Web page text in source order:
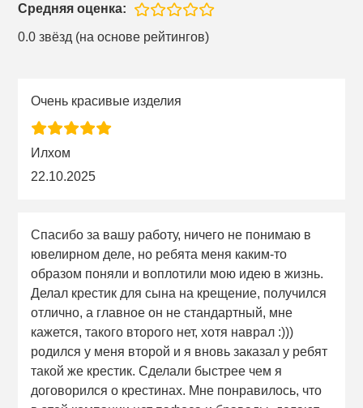
Средняя оценка:
0.0 звёзд (на основе рейтингов)
Очень красивые изделия
Илхом
22.10.2025
Спасибо за вашу работу, ничего не понимаю в
ювелирном деле, но ребята меня каким-то
образом поняли и воплотили мою идею в жизнь.
Делал крестик для сына на крещение, получился
отлично, а главное он не стандартный, мне
кажется, такого второго нет, хотя наврал :)))
родился у меня второй и я вновь заказал у ребят
такой же крестик. Сделали быстрее чем я
договорился о крестинах. Мне понравилось, что